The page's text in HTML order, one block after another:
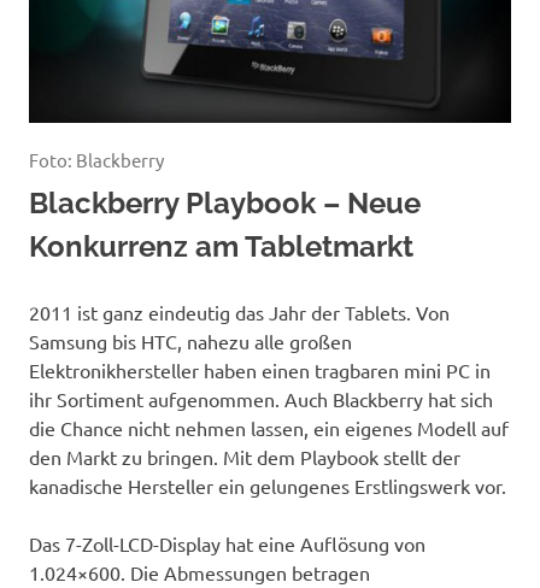
Foto: Blackberry
Blackberry Playbook – Neue
Konkurrenz am Tabletmarkt
2011 ist ganz eindeutig das Jahr der Tablets. Von
Samsung bis HTC, nahezu alle großen
Elektronikhersteller haben einen tragbaren mini PC in
ihr Sortiment aufgenommen. Auch Blackberry hat sich
die Chance nicht nehmen lassen, ein eigenes Modell auf
den Markt zu bringen. Mit dem Playbook stellt der
kanadische Hersteller ein gelungenes Erstlingswerk vor.
Das 7-Zoll-LCD-Display hat eine Auflösung von
1.024×600. Die Abmessungen betragen